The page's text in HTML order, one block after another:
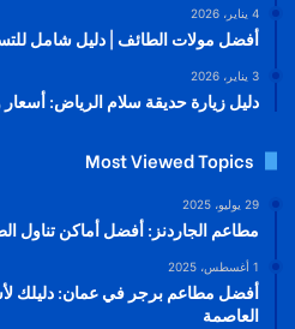
4 يناير، 2026
أفضل مولات الطائف | دليل شامل
3 يناير، 2026
دليل زيارة حديقة سلام الرياض: أسعار
Most Viewed Topics
29 يوليو، 2025
مطاعم الجاردنز: أفضل أماكن تناول
1 أغسطس، 2025
أفضل مطاعم برجر في عمان: دليلك
العاصمة